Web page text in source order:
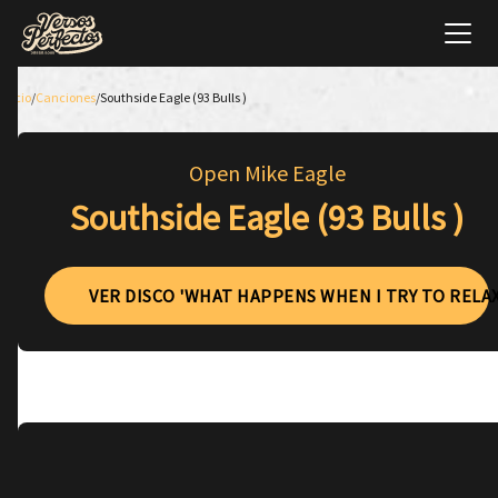
Inicio/Canciones/Southside Eagle (93 Bulls )
Open Mike Eagle
Southside Eagle (93 Bulls )
VER DISCO 'WHAT HAPPENS WHEN I TRY TO